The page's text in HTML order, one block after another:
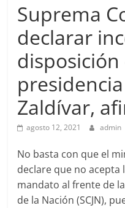
Suprema
declarar
Zaldívar,
agosto 12, 2021 admin
No basta con que el
declare que no acepta
mandato al frente de
de la Nación (SCJN),